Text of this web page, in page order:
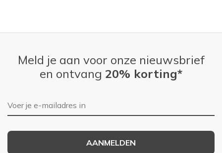
Meld je aan voor onze nieuwsbrief
en ontvang 20% korting*
E-mailadres
AANMELDEN